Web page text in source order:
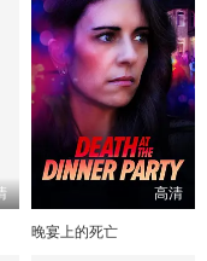
高清
晚宴上的死亡